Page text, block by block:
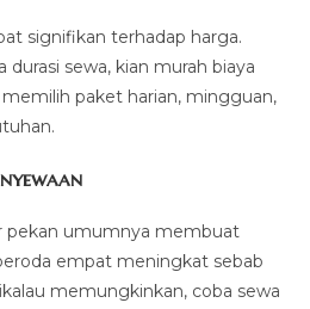
signifikan terhadap harga.
durasi sewa, kian murah biaya
paket harian, mingguan,
pekan umumnya membuat
empat meningkat sebab
memungkinkan, coba sewa